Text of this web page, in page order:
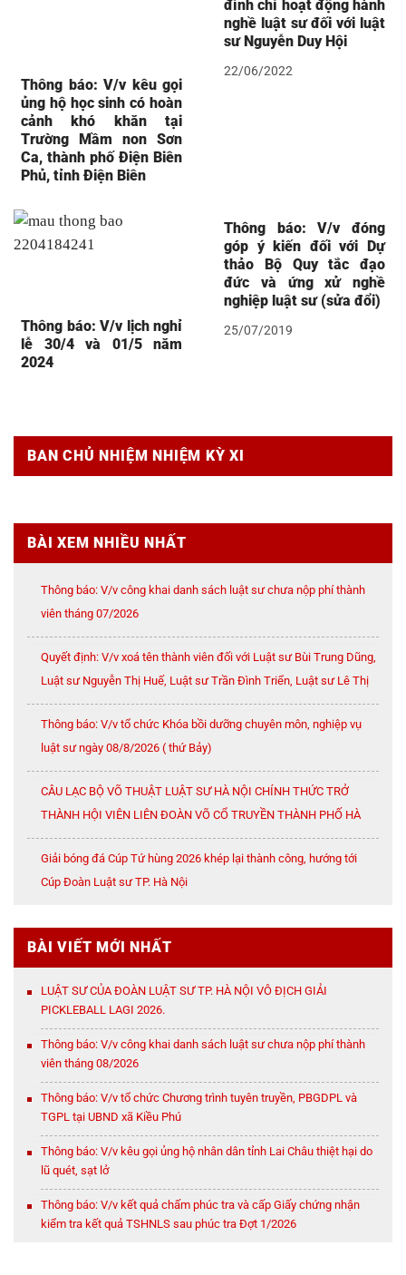
Thông báo: V/v kêu gọi
ủng hộ học sinh có hoàn
cảnh khó khăn tại
Trường Mầm non Sơn
Ca, thành phố Điện Biên
Phủ, tỉnh Điện Biên
đình chỉ hoạt động hành
nghề luật sư đối với luật
sư Nguyễn Duy Hội
22/06/2022
Thông báo: V/v lịch nghỉ
lễ 30/4 và 01/5 năm
2024
Thông báo: V/v đóng
góp ý kiến đối với Dự
thảo Bộ Quy tắc đạo
đức và ứng xử nghề
nghiệp luật sư (sửa đổi)
25/07/2019
BAN CHỦ NHIỆM NHIỆM KỲ XI
BÀI XEM NHIỀU NHẤT
Thông báo: V/v công khai danh sách luật sư chưa nộp phí thành
viên tháng 07/2026
Quyết định: V/v xoá tên thành viên đối với Luật sư Bùi Trung Dũng,
Luật sư Nguyễn Thị Huế, Luật sư Trần Đình Triển, Luật sư Lê Thị
Oanh
Thông báo: V/v tổ chức Khóa bồi dưỡng chuyên môn, nghiệp vụ
luật sư ngày 08/8/2026 ( thứ Bảy)
CÂU LẠC BỘ VÕ THUẬT LUẬT SƯ HÀ NỘI CHÍNH THỨC TRỞ
THÀNH HỘI VIÊN LIÊN ĐOÀN VÕ CỔ TRUYỀN THÀNH PHỐ HÀ
NỘI
Giải bóng đá Cúp Tứ hùng 2026 khép lại thành công, hướng tới
Cúp Đoàn Luật sư TP. Hà Nội
BÀI VIẾT MỚI NHẤT
LUẬT SƯ CỦA ĐOÀN LUẬT SƯ TP. HÀ NỘI VÔ ĐỊCH GIẢI
PICKLEBALL LAGI 2026.
Thông báo: V/v công khai danh sách luật sư chưa nộp phí thành
viên tháng 08/2026
Thông báo: V/v tổ chức Chương trình tuyên truyền, PBGDPL và
TGPL tại UBND xã Kiều Phú
Thông báo: V/v kêu gọi ủng hộ nhân dân tỉnh Lai Châu thiệt hại do
lũ quét, sạt lở
Thông báo: V/v kết quả chấm phúc tra và cấp Giấy chứng nhận
kiểm tra kết quả TSHNLS sau phúc tra Đợt 1/2026